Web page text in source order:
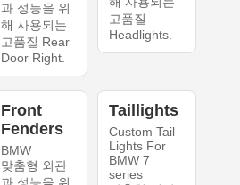
과 성능을 위
해 사용되는
고품질 Rear
Door Right.
고품질
Headlights.
Front
Fenders
BMW
맞춤형 외관
Taillights
Custom Tail
Lights For
BMW 7
series